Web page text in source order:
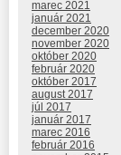
marec 2021
január 2021
december 2020
november 2020
október 2020
február 2020
október 2017
august 2017
júl 2017
január 2017
marec 2016
február 2016